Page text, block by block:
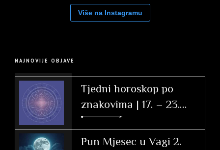
Više na Instagramu
NAJNOVIJE OBJAVE
Tjedni horoskop po
znakovima | 17. – 23.
svibnja 2026.
Pun Mjesec u Vagi 2.